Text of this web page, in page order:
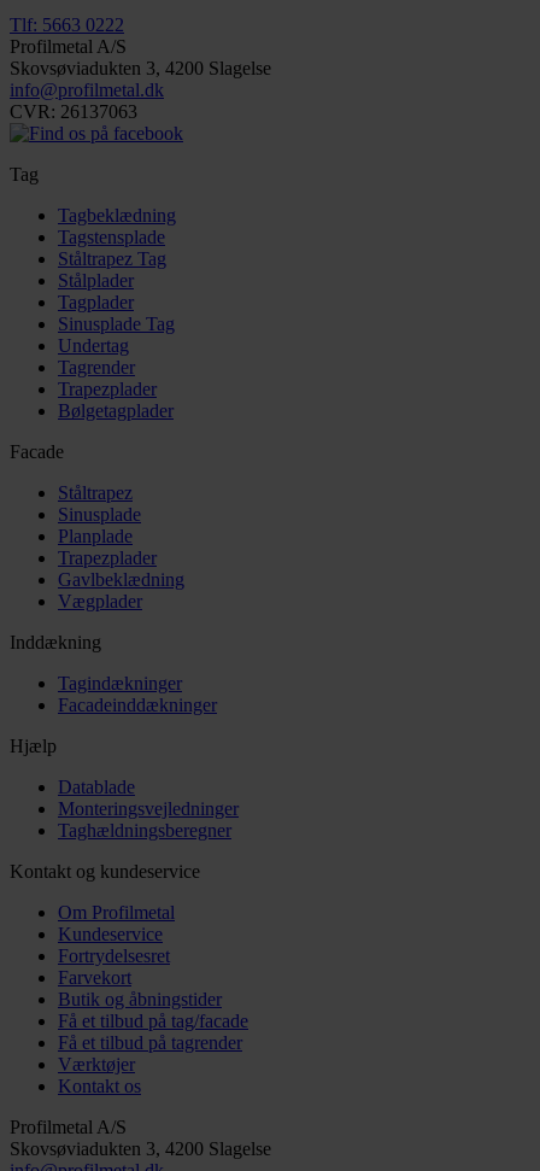
Tlf: 5663 0222
Profilmetal A/S
Skovsøviadukten 3, 4200 Slagelse
info@profilmetal.dk
CVR: 26137063
Tag
Tagbeklædning
Tagstensplade
Ståltrapez Tag
Stålplader
Tagplader
Sinusplade Tag
Undertag
Tagrender
Trapezplader
Bølgetagplader
Facade
Ståltrapez
Sinusplade
Planplade
Trapezplader
Gavlbeklædning
Vægplader
Inddækning
Tagindækninger
Facadeinddækninger
Hjælp
Datablade
Monteringsvejledninger
Taghældningsberegner
Kontakt og kundeservice
Om Profilmetal
Kundeservice
Fortrydelsesret
Farvekort
Butik og åbningstider
Få et tilbud på tag/facade
Få et tilbud på tagrender
Værktøjer
Kontakt os
Profilmetal A/S
Skovsøviadukten 3, 4200 Slagelse